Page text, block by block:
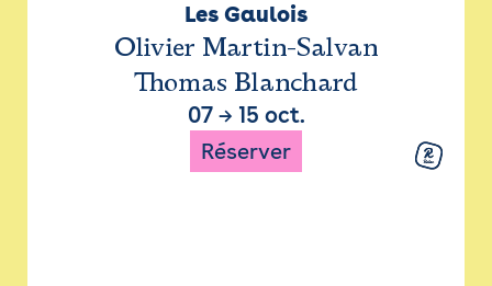
Les Gaulois
Olivier Martin-Salvan
Thomas Blanchard
07→ 15 oct.
Réserver